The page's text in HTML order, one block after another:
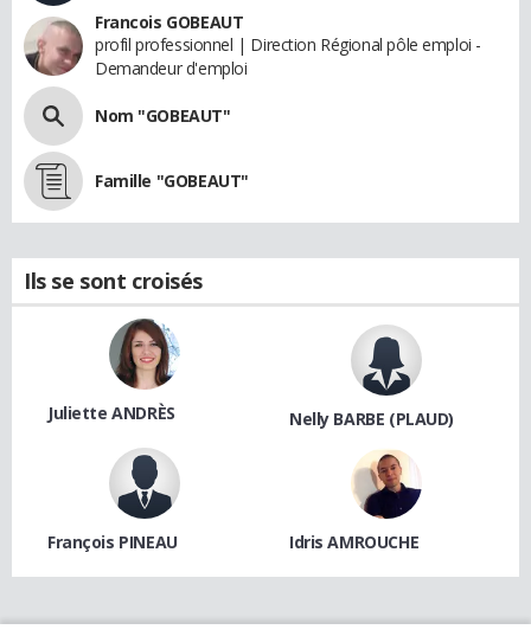
Francois GOBEAUT
profil professionnel | Direction Régional pôle emploi -
Demandeur d'emploi
Nom "GOBEAUT"
Famille "GOBEAUT"
Ils se sont croisés
Juliette ANDRÈS Nelly BARBE (PLAUD)
François PINEAU Idris AMROUCHE